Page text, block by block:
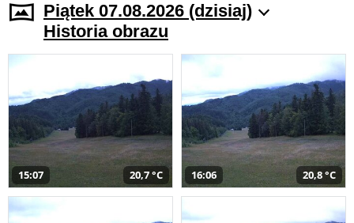
Piątek 07.08.2026 (dzisiaj)
Historia obrazu
15:07 20,7 °C 16:06 20,8 °C